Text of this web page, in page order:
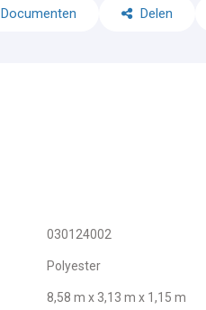
Documenten Delen
030124002
Polyester
8,58 m x 3,13 m x 1,15 m